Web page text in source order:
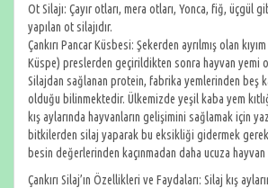
Ot Silajı: Çayır otları, mera otları, Yonca, fiğ, üçgül
yapılan ot silajıdır.
Çankırı Pancar Küsbesi: Şekerden ayrılmış olan
Küspe) preslerden geçirildikten sonra hayvan yemi
Silajdan sağlanan protein, fabrika yemlerinden beş
olduğu bilinmektedir. Ülkemizde yeşil kaba yem
kış aylarında hayvanların gelişimini sağlamak için
bitkilerden silaj yaparak bu eksikliği gidermek
besin değerlerinden kaçınmadan daha ucuza
Çankırı Silaj’ın Özellikleri ve Faydaları: Silaj kış